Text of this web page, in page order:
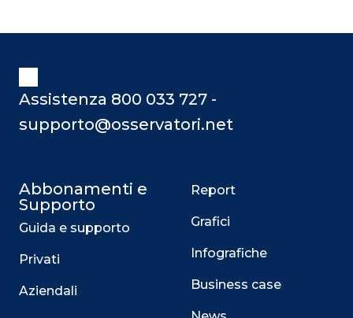
Assistenza 800 033 727 -
supporto@osservatori.net
Abbonamenti e
Supporto
Guida e supporto
Privati
Aziendali
Report
Grafici
Infografiche
Business case